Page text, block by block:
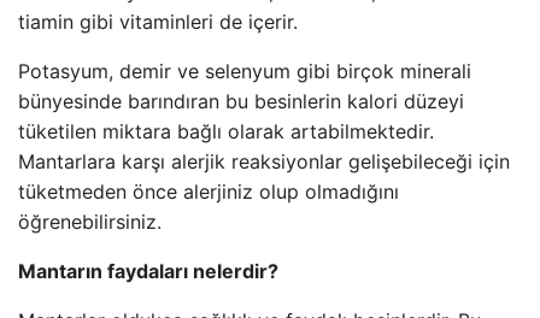
tiamin gibi vitaminleri de içerir.
Potasyum, demir ve selenyum gibi birçok minerali
bünyesinde barındıran bu besinlerin kalori düzeyi
tüketilen miktara bağlı olarak artabilmektedir.
Mantarlara karşı alerjik reaksiyonlar gelişebileceği için
tüketmeden önce alerjiniz olup olmadığını
öğrenebilirsiniz.
Mantarın faydaları nelerdir?